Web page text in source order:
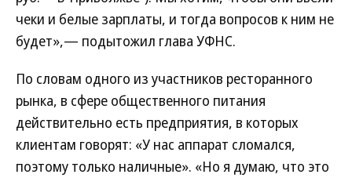
чеки и белые зарплаты, и тогда вопросов к ним не
будет»,— подытожил глава УФНС.
По словам одного из участников ресторанного
рынка, в сфере общественного питания
действительно есть предприятия, в которых
клиентам говорят: «У нас аппарат сломался,
поэтому только наличные». «Но я думаю, что это